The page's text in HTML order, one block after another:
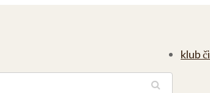
klub